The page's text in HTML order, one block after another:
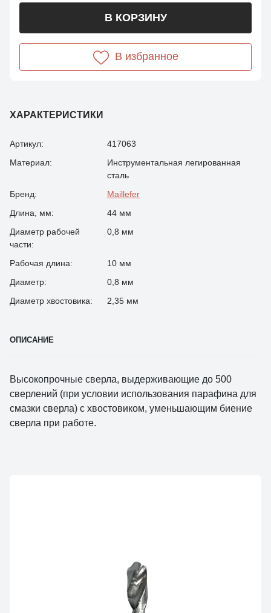
ХАРАКТЕРИСТИКИ
Артикул:
417063
Материал:
Инструментальная легированная
сталь
Бренд:
Maillefer
Длина, мм:
44 мм
Диаметр рабочей
части:
0,8 мм
Рабочая длина:
10 мм
Диаметр:
0,8 мм
Диаметр хвостовика:
2,35 мм
В КОРЗИНУ
В избранное
ОПИСАНИЕ
Высокопрочные сверла, выдерживающие до 500
сверлений (при условии использования парафина для
смазки сверла) с хвостовиком, уменьшающим биение
сверла при работе.